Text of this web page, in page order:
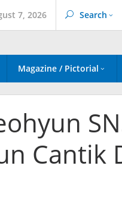
7, 2026 Search
Magazine / Pictorial
Cantik